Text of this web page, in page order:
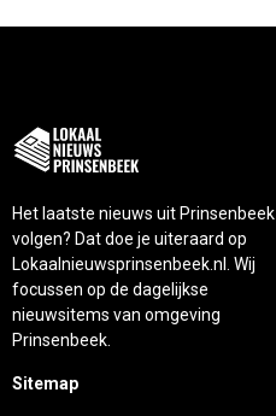
Het laatste nieuws uit Prinsenbeek
volgen? Dat doe je uiteraard op
Lokaalnieuwsprinsenbeek.nl. Wij
focussen op de dagelijkse
nieuwsitems van omgeving
Prinsenbeek.
Sitemap